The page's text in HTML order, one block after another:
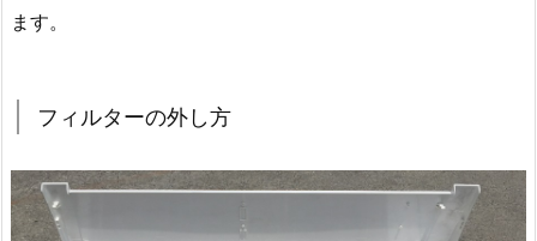
ます。
フィルターの外し方